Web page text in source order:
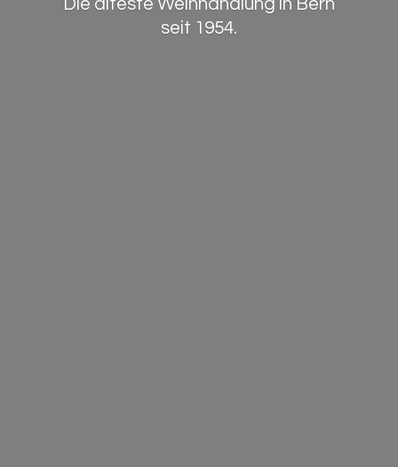
Die älteste Weinhandlung in Bern
seit 1954.